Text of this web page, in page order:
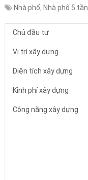
Nhà phố, Nhà phố 5
Chủ đầu tư
Vị trí xây dựng
Diện tích xây dựng
Kinh phí xây dựng
Công năng xây dựng